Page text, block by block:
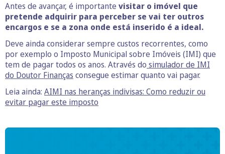
Antes de avançar, é importante visitar o imóvel que
pretende adquirir para perceber se vai ter outros
encargos e se a zona onde está inserido é a ideal.
Deve ainda considerar sempre custos recorrentes, como
por exemplo o Imposto Municipal sobre Imóveis (IMI) que
tem de pagar todos os anos. Através do simulador de IMI
do Doutor Finanças consegue estimar quanto vai pagar.
Leia ainda: AIMI nas heranças indivisas: Como reduzir ou
evitar pagar este imposto